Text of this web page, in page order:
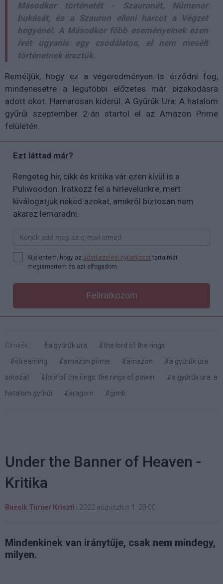
Másodkor történetét - Szauronét, Númenor
bukását, és a Szauron elleni harcot a Végzet
hegyénél. A Másodkor főbb eseményeinek ezen
ívét ugyanis egy csodálatos, el nem mesélt
történetnek éreztük.
Reméljük, hogy ez a végeredményen is érződni fog,
mindenesetre a legutóbbi előzetes már bizakodásra
adott okot. Hamarosan kiderül. A Gyűrűk Ura: A hatalom
gyűrűi szeptember 2-án startol el az Amazon Prime
felületén.
Ezt láttad már?
Rengeteg hír, cikk és kritika vár ezen kívül is a
Puliwoodon. Iratkozz fel a hírlevelünkre, mert
kiválogatjuk neked azokat, amikről biztosan nem
akarsz lemaradni.
Kijelentem, hogy az adatkezelési nyilatkozat tartalmát
megismertem és azt elfogadom.
Feliratkozom
Címkék: #a gyűrűk ura
#the lord of the rings
#streaming
#amazon prime #amazon
#a gyűrűk ura
sorozat
#lord of the rings: the rings of power
#a gyűrűk ura: a
hatalom gyűrűi
#aragorn #gimli
Under the Banner of Heaven -
Kritika
Buzsik Turner Kriszti 2022 augusztus 1. 20:00
Mindenkinek van iránytűje, csak nem mindegy,
milyen.